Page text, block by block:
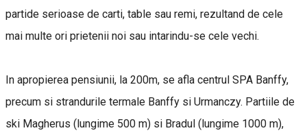
partide serioase de carti, table sau remi, rezultand de cele
mai multe ori prietenii noi sau intarindu-se cele vechi.
In apropierea pensiunii, la 200m, se afla centrul SPA Banffy,
precum si strandurile termale Banffy si Urmanczy. Partiile de
ski Magherus (lungime 500 m) si Bradul (lungime 1000 m),